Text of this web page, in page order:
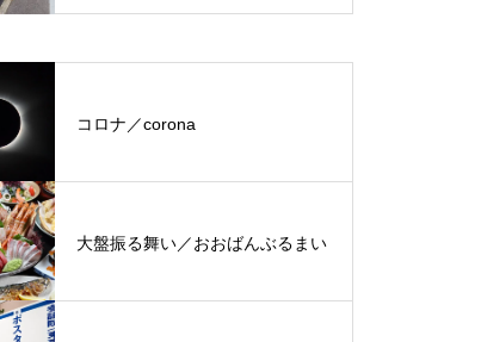
コロナ／corona
大盤振る舞い／おおばんぶるまい